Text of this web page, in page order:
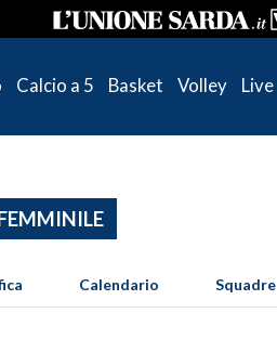
Calcio a 5 Basket Volley Live
Calendario Squadre